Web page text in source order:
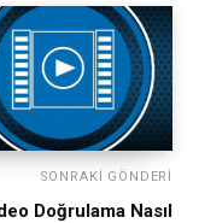
SONRAKI GÖNDERI
Doğrulama Nasıl